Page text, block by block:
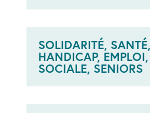
SOLIDARITÉ, SANTÉ,
HANDICAP,
SOCIALE, SENIORS